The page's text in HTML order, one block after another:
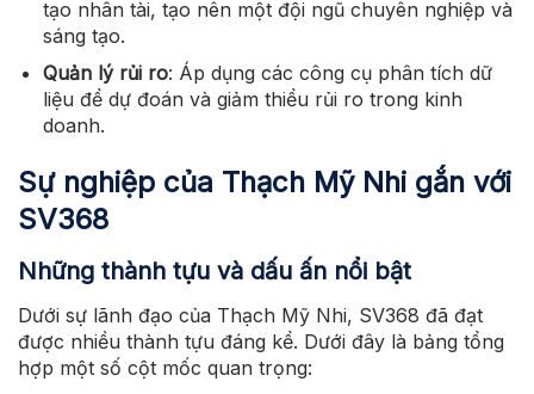
tạo nhân tài, tạo nên một đội ngũ chuyên nghiệp và
sáng tạo.
Quản lý rủi ro: Áp dụng các công cụ phân tích dữ
liệu để dự đoán và giảm thiểu rủi ro trong kinh
doanh.
Sự nghiệp của Thạch Mỹ Nhi gắn với
SV368
Những thành tựu và dấu ấn nổi bật
Dưới sự lãnh đạo của Thạch Mỹ Nhi, SV368 đã đạt
được nhiều thành tựu đáng kể. Dưới đây là bảng tổng
hợp một số cột mốc quan trọng: